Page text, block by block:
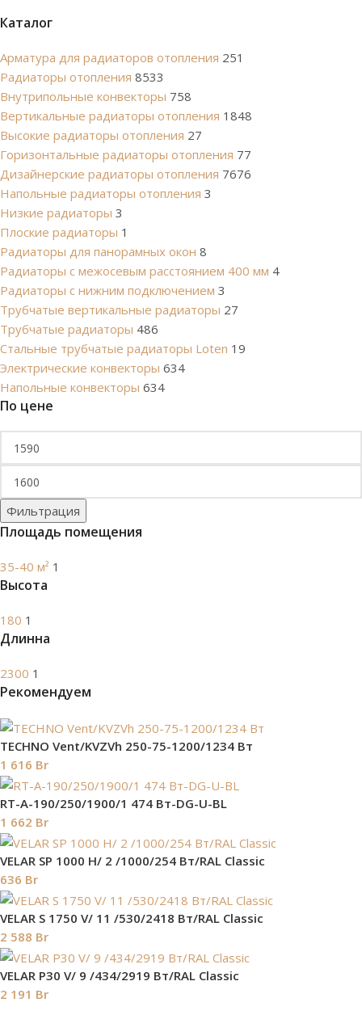
Каталог
Арматура для радиаторов отопления 251
Радиаторы отопления 8533
Внутрипольные конвекторы 758
Вертикальные радиаторы отопления 1848
Высокие радиаторы отопления 27
Горизонтальные радиаторы отопления 77
Дизайнерские радиаторы отопления 7676
Напольные радиаторы отопления 3
Низкие радиаторы 3
Плоские радиаторы 1
Радиаторы для панорамных окон 8
Радиаторы с межосевым расстоянием 400 мм 4
Радиаторы с нижним подключением 3
Трубчатые вертикальные радиаторы 27
Трубчатые радиаторы 486
Cтальные трубчатые радиаторы Loten 19
Электрические конвекторы 634
Напольные конвекторы 634
По цене
Фильтрация
Площадь помещения
35-40 м² 1
Высота
180 1
Длинна
2300 1
Рекомендуем
TECHNO Vent/KVZVh 250-75-1200/1234 Вт
1 616 Br
RT-A-190/250/1900/1 474 Вт-DG-U-BL
1 662 Br
VELAR SP 1000 H/ 2 /1000/254 Вт/RAL Classic
636 Br
VELAR S 1750 V/ 11 /530/2418 Вт/RAL Classic
2 588 Br
VELAR P30 V/ 9 /434/2919 Вт/RAL Classic
2 191 Br